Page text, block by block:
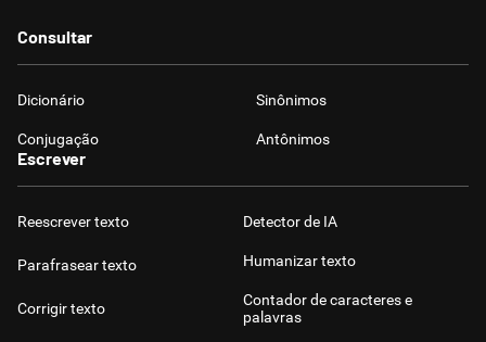
Consultar
Dicionário Sinônimos
Conjugação Antônimos
Escrever
Reescrever texto
Parafrasear texto
Corrigir texto
Detector de IA
Humanizar texto
Contador de caracteres e
palavras